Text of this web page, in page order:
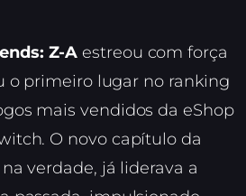
Z-A estreou com força
o primeiro lugar no ranking
mais vendidos da eShop
O novo capítulo da
na verdade, já liderava a